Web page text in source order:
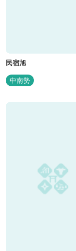
民宿旭
中南勢